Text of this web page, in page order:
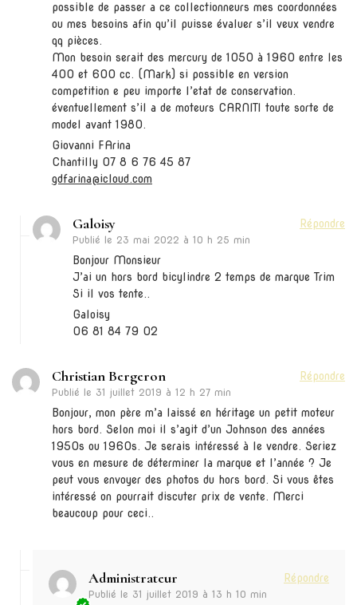
possible de passer a ce collectionneurs mes coordonnées
ou mes besoins afin qu’il puisse évaluer s’il veux vendre
qq pièces.
Mon besoin serait des mercury de 1050 à 1960 entre les
400 et 600 cc. (Mark) si possible en version
competition e peu importe l’etat de conservation.
éventuellement s’il a de moteurs CARNITI toute sorte de
model avant 1980.
Giovanni FArina
Chantilly 07 8 6 76 45 87
gdfarina@icloud.com
Galoisy
Publié le 23 mai 2022 à 10 h 25 min
Répondre
Bonjour Monsieur
J’ai un hors bord bicylindre 2 temps de marque Trim
Si il vos tente..
Galoisy
06 81 84 79 02
Christian Bergeron
Publié le 31 juillet 2019 à 12 h 27 min
Répondre
Bonjour, mon père m’a laissé en héritage un petit moteur
hors bord. Selon moi il s’agit d’un Johnson des années
1950s ou 1960s. Je serais intéressé à le vendre. Seriez
vous en mesure de déterminer la marque et l’année ? Je
peut vous envoyer des photos du hors bord. Si vous êtes
intéressé on pourrait discuter prix de vente. Merci
beaucoup pour ceci..
Administrateur
Publié le 31 juillet 2019 à 13 h 10 min
Répondre